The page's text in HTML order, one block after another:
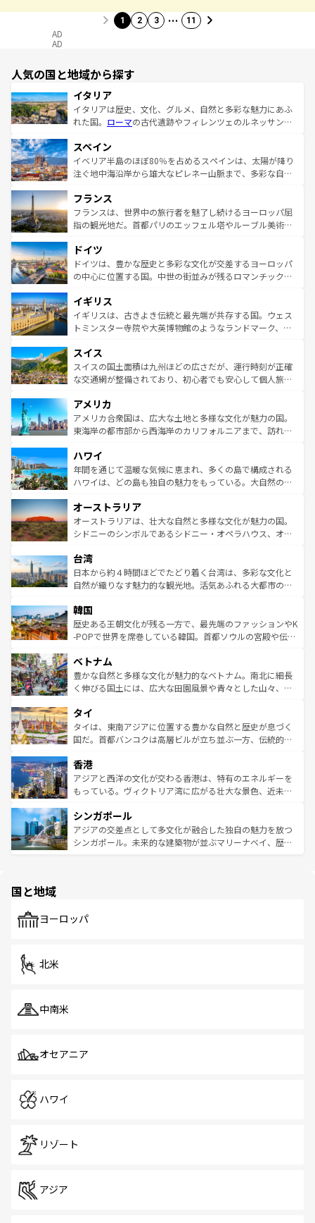
1 2 3 … 11
AD
AD
人気の国と地域から探す
イタリア
イタリアは歴史、文化、グルメ、自然と多彩な魅力にあふ
れた国。 ローマの古代遺跡やフィレンツェのルネッサンス
ろん、トスカーナの美しい田園風景やアマルフィ海岸の絶
景など、自然景観も見逃せない。観光の合間には、本場の
ピザやパスタなど、絶品のイタリア料理を堪能することも
ませてくれるイタリアで、忘れられない旅をしてみよう！
なお、新着のイタリア情報はコンテンツ一覧 を参照してほ
しい。
スペイン
イベリア半島のほぼ80％を占めるスペインは、太陽が降り
注ぐ地中海沿岸から雄大なピレネー山脈まで、多彩な自然
文化が根付くこの国では、情熱的なフラメンコ、熱気あふ
れる闘牛、そして美味しいタパスが生活の一部となってい
る。首都マドリードの洗練された雰囲気や、バルセロナの
の城塞都市、穏やかなビーチリゾートまで多彩な表情を見
せる。地方によって風土や気候が異なるスペインはその個
性で訪れる人を魅了する。 なお、新着のスペイン情報はコ
フランス
フランスは、世界中の旅行者を魅了し続けるヨーロッパ屈
指の観光地だ。首都パリのエッフェル塔やルーブル美術館
で、幅広い魅力が詰まっている。華麗な宮殿、歴史的な大
聖堂、美しいビーチ、そして豊かな自然が、訪れる者を心
から魅了する。また、フランスは美食の国としても知ら
いる。シャンパンの発祥地であるランス、プロヴァンスの
香り高いラベンダー畑など、多彩な楽しみ方が可能だ。さ
らに、パリ以外の地域にも魅力が溢れており、どの街角に
れる地方に足を運ぶとそれぞれで全く異なる文化を体験で
きるだろう。 なお、新着のフランス情報はコンテンツ一覧
を参照してほしい。
ドイツ
ドイツは、豊かな歴史と多彩な文化が交差するヨーロッパ
の中心に位置する国。中世の街並みが残るロマンチック街
顔を持つこの国は、どこを歩いても飽きることがない。ベ
ルリンの文化的活気、バイエルン州のアルプスの絶景、そ
してライン川沿いのワイン畑といった風景は必見。ビール
は、お酒好きな人にはぜひ体験してほしい。 なお、新着の
ドイツ情報はコンテンツ一覧を参照してほしい。
イギリス
イギリスは、古きよき伝統と最先端が共存する国。ウェス
トミンスター寺院や大英博物館のようなランドマーク、歴
リアごとに異なる魅力がある。また、優雅なアフタヌーン
ティー、ビール好きにはたまらない英国パブ、サッカー観
戦など、本場だからこそできる体験も豊富。イギリスを旅
ンツ一覧を参照してほしい。
スイス
スイスの国土面積は九州ほどの広さだが、運行時刻が正確
な交通網が整備されており、初心者でも安心して個人旅行
の建物がそのまま残る町や、スイスならではのユニークな
博物館もあり、アルプス観光だけでなく町歩きも満喫する
ことができる。国民の所得が高いため物価も高いが、旅行
ば市内交通費無料で観光を楽しむこともできる。 なお、新
着のスイス情報はコンテンツ一覧 を参照してほしい。
アメリカ
アメリカ合衆国は、広大な土地と多様な文化が魅力の国。
東海岸の都市部から西海岸のカリフォルニアまで、訪れる
のような巨大都市は、観光、ショッピング、エンターテイ
ンメントが詰まった刺激的なスポットだ。一方、アメリカ
西部には大自然が広がり、グランドキャニオンやイエロー
部のニューオーリンズでは、音楽と美食が融合した独特の
文化が魅力。旅行者はアメリカの各地域で異なる魅力を楽
しみながら、その多様性と豊かな歴史を感じることができ
ならではの贅沢な旅のスタイルだ。 なお、新着のアメリカ
情報はコンテンツ一覧を参照してほしい。
ハワイ
年間を通じて温暖な気候に恵まれ、多くの島で構成される
ハワイは、どの島も独自の魅力をもっている。大自然の神
ワイ島は見逃せない。また、定番の観光地といえばオアフ
島だが、静かな自然を求めるならマウイ島やカウアイ島が
おすすめ。エメラルドグリーンに輝く海をはじめ、豊かな
れるおもてなしの心で訪れる人々を迎えてくれるハワイの
人々、おいしいローカルフードやハワイアンミュージッ
ク、伝統的なフラダンスなど、すべてがハワイの魅力を彩
ワイを、存分に味わってほしい。 なお、新着のハワイ情報
はコンテンツ一覧を参照してほしい。
オーストラリア
オーストラリアは、壮大な自然と多様な文化が魅力の国。
シドニーのシンボルであるシドニー・オペラハウス、オー
リアリーフや大陸中央部にそびえるウルル（エアーズロッ
ク）、タスマニアの美しい原生林やケアンズの熱帯雨林な
ど、見どころがたくさん。また、カフェやワイン、オージ
いる。アクティビティも充実しており、サーフィンやダイ
ビング、ハイキングなど、アウトドア好きにはたまらな
い。オーストラリアの多彩な魅力を存分に味わいつくそ
参照してほしい。
台湾
日本から約４時間ほどでたどり着く台湾は、多彩な文化と
自然が織りなす魅力的な観光地。活気あふれる大都市の台
ン）、静ひつな山岳地帯である台湾東部など、都市の喧騒
と山間の静けさが共存しており、訪れる人に新しい発見と
驚きをもたらしてくれる。また、奥深い台湾の食文化も魅
容にもいいと評判のスイーツなど、バラエティ豊かな料理
が味わえる。 なお、新着の台湾情報は コンテンツ一覧を参
照してほしい。
韓国
歴史ある王朝文化が残る一方で、最先端のファッションやK
-POPで世界を席巻している韓国。首都ソウルの宮殿や伝統
き、地方に足を延ばせば四季折々の自然美を楽しむことが
できる。そして、キムチや焼肉、絶品のストリートフード
まで、さまざまな韓国料理が待っている。夜には、韓国な
リティに包まれながら、韓国の多彩な魅力を心ゆくまで味
わってみてほしい。 なお、新着の韓国情報はコンテンツ一
覧を参照してほしい。
ベトナム
豊かな自然と多様な文化が魅力的なベトナム。南北に細長
く伸びる国土には、広大な田園風景や青々とした山々、世
急速な発展と共に伝統が息づく。ハノイの古い町並みやホ
ーチミン市のフランス統治時代の建物も、独特の雰囲気を
醸し出している。また、バラエティの豊かさとおいしさで
とつ。フォーやバインミー、ベトナムコーヒーなどは、ぜ
ひ現地で味わいたい。どの地域を訪れてもあたたかい人々
が旅行者を迎えてくれるので、きっと忘れられない旅にな
参照してほしい。
タイ
タイは、東南アジアに位置する豊かな自然と歴史が息づく
国だ。首都バンコクは高層ビルが立ち並ぶ一方、伝統的な
の活気が交差している。北部ではチェンマイなどの山岳地
帯で自然と触れ合い、南部ではプーケットやクラビの美し
いビーチでリゾート気分を楽しむことができる。タイ料理
激する。気候は一年中温暖で、どの季節にも異なる楽しみ
が待っている。親しみやすいタイの人々、仏教を中心とし
た文化、そして多様な観光資源が、訪れる旅人を魅了し続
香港
アジアと西洋の文化が交わる香港は、特有のエネルギーを
もっている。ヴィクトリア湾に広がる壮大な景色、近未来
み、どこを訪れても感動するはず。観光スポットが密集し
ており、効率よく見どころを回れるのも魅力。息をのむよ
うな絶景から文化的な体験まで、香港を存分に楽しみ尽く
シンガポール
アジアの交差点として多文化が融合した独自の魅力を放つ
シンガポール。未来的な建築物が並ぶマリーナベイ、歴史
で、ホーカーズは地元の風情を楽しめる外せないスポット
国と地域
ヨーロッパ
北米
中南米
オセアニア
ハワイ
リゾート
アジア